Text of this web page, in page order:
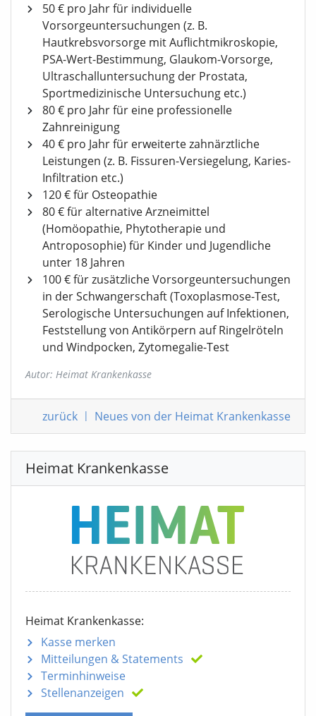
50 € pro Jahr für individuelle
Vorsorgeuntersuchungen (z. B.
Hautkrebsvorsorge mit Auflichtmikroskopie,
PSA-Wert-Bestimmung, Glaukom-Vorsorge,
Ultraschalluntersuchung der Prostata,
Sportmedizinische Untersuchung etc.)
80 € pro Jahr für eine professionelle
Zahnreinigung
40 € pro Jahr für erweiterte zahnärztliche
Leistungen (z. B. Fissuren-Versiegelung, Karies-
Infiltration etc.)
120 € für Osteopathie
80 € für alternative Arzneimittel
(Homöopathie, Phytotherapie und
Antroposophie) für Kinder und Jugendliche
unter 18 Jahren
100 € für zusätzliche Vorsorgeuntersuchungen
in der Schwangerschaft (Toxoplasmose-Test,
Serologische Untersuchungen auf Infektionen,
Feststellung von Antikörpern auf Ringelröteln
und Windpocken, Zytomegalie-Test
Autor: Heimat Krankenkasse
zurück | Neues von der Heimat Krankenkasse
Heimat Krankenkasse
Heimat Krankenkasse:
Kasse merken
Mitteilungen & Statements
Terminhinweise
Stellenanzeigen